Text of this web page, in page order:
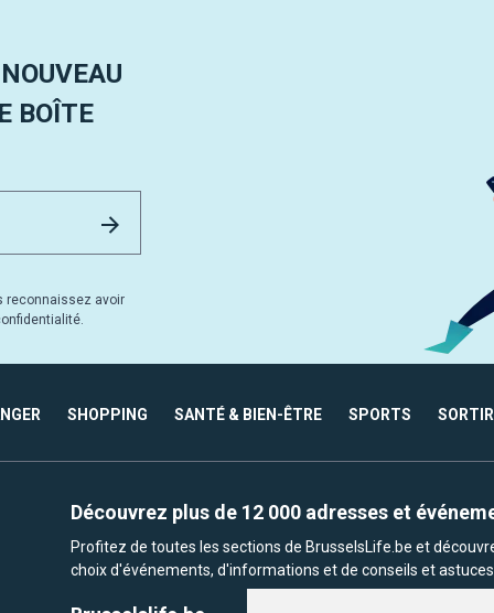
BOÎTE
reconnaissez avoir
SHOPPING SANTÉ & BIEN-ÊTRE SPORTS SORTIR
Découvrez plus de 12 000 adresses et
Profitez de toutes les sections de BrusselsLife.be et
choix d'événements, d'informations et de conseils et